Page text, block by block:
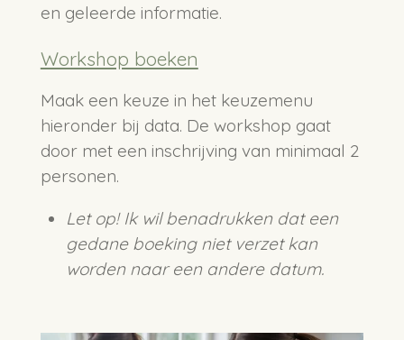
en geleerde informatie.
Workshop boeken
Maak een keuze in het keuzemenu
hieronder bij data. De workshop gaat
door met een inschrijving van minimaal 2
personen.
Let op! Ik wil benadrukken dat een
gedane boeking niet verzet kan
worden naar een andere datum.